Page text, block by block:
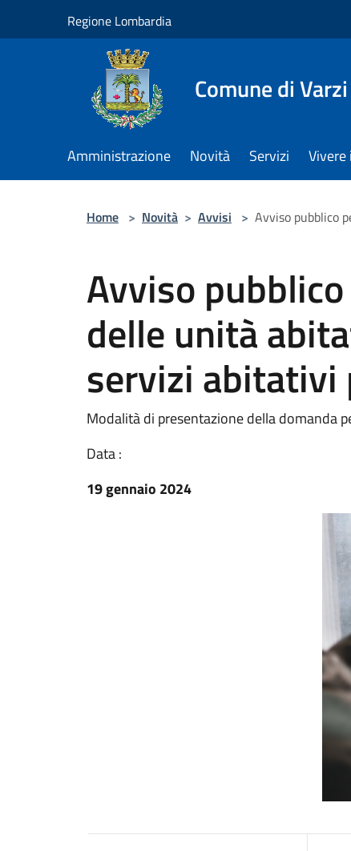
Regione Lombardia
Comune di Varzi
Amministrazione Novità Servizi Vivere
Home > Novità > Avvisi > Avviso pubblico
Avviso
delle unità
servizi abitativi
Modalità di presentazione della domanda
Data :
19 gennaio 2024